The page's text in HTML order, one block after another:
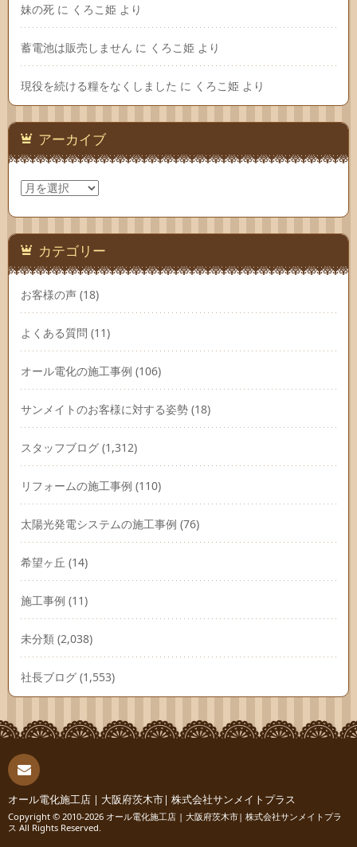
妹の死 に くろこ姫 より
蓄電池は販売しません に くろこ姫 より
現役を続ける糧をなくしました に くろこ姫 より
アーカイブ
ア
ー
カ
イ
ブ カテゴリー
お客様の声 (18)
よくある質問 (11)
オール電化の施工事例 (106)
サンメイトのお客様に対する姿勢 (18)
スタッフブログ (1,312)
リフォームの施工事例 (110)
太陽光発電システムの施工事例 (76)
希望ヶ丘 (14)
施工事例 (11)
未分類 (2,038)
社長ブログ (1,553)
連絡
先
オール電化施工店 | 大阪府茨木市| 株式会社サンメイトプラス
Copyright © 2010-2026 オール電化施工店 | 大阪府茨木市| 株式会社サンメイトプラ
ス All Rights Reserved.